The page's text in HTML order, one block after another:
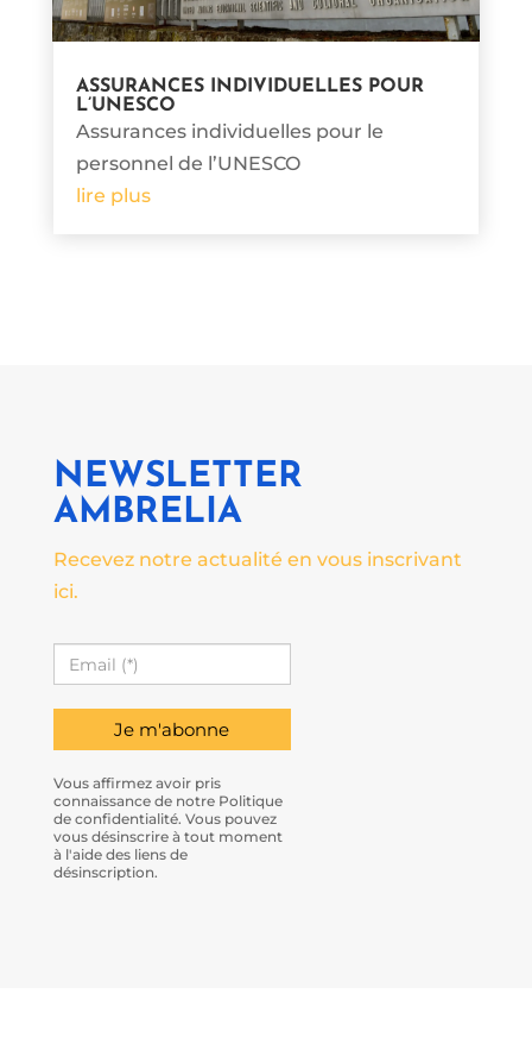
ASSURANCES INDIVIDUELLES POUR
L’UNESCO
Assurances individuelles pour le
personnel de l’UNESCO
lire plus
NEWSLETTER
AMBRELIA
Recevez notre actualité en vous inscrivant
ici.
Vous affirmez avoir pris
connaissance de notre Politique
de confidentialité. Vous pouvez
vous désinscrire à tout moment
à l'aide des liens de
désinscription.